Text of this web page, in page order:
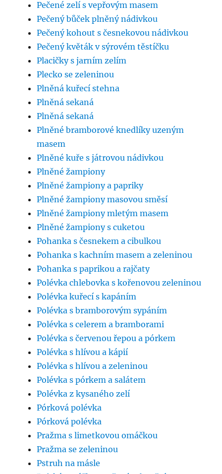
Pečené zelí s vepřovým masem
Pečený bůček plněný nádivkou
Pečený kohout s česnekovou nádivkou
Pečený květák v sýrovém těstíčku
Placičky s jarním zelím
Plecko se zeleninou
Plněná kuřecí stehna
Plněná sekaná
Plněná sekaná
Plněné bramborové knedlíky uzeným
masem
Plněné kuře s játrovou nádivkou
Plněné žampiony
Plněné žampiony a papriky
Plněné žampiony masovou směsí
Plněné žampiony mletým masem
Plněné žampiony s cuketou
Pohanka s česnekem a cibulkou
Pohanka s kachním masem a zeleninou
Pohanka s paprikou a rajčaty
Polévka chlebovka s kořenovou zeleninou
Polévka kuřecí s kapáním
Polévka s bramborovým sypáním
Polévka s celerem a bramborami
Polévka s červenou řepou a pórkem
Polévka s hlívou a kápií
Polévka s hlívou a zeleninou
Polévka s pórkem a salátem
Polévka z kysaného zelí
Pórková polévka
Pórková polévka
Pražma s limetkovou omáčkou
Pražma se zeleninou
Pstruh na másle